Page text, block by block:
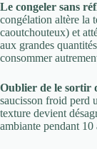
Le congeler sans
congélation altère la
caoutchouteux) et
aux grandes
consommer
Oublier de le sortir
saucisson froid perd
texture devient
ambiante pendant 10